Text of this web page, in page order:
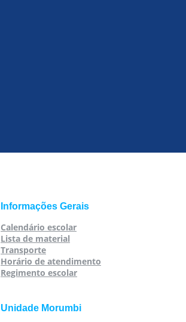
Informações Gerais
Calendário escolar
Lista de material
Transporte
Horário de atendimento
Regimento escolar
Unidade Morumbi